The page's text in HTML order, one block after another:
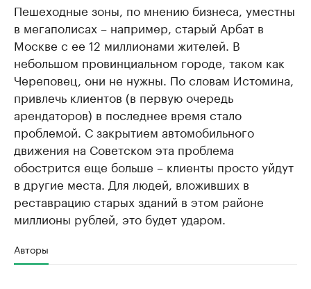
Пешеходные зоны, по мнению бизнеса, уместны
в мегаполисах – например, старый Арбат в
Москве с ее 12 миллионами жителей. В
небольшом провинциальном городе, таком как
Череповец, они не нужны. По словам Истомина,
привлечь клиентов (в первую очередь
арендаторов) в последнее время стало
проблемой. С закрытием автомобильного
движения на Советском эта проблема
обострится еще больше – клиенты просто уйдут
в другие места. Для людей, вложивших в
реставрацию старых зданий в этом районе
миллионы рублей, это будет ударом.
Авторы